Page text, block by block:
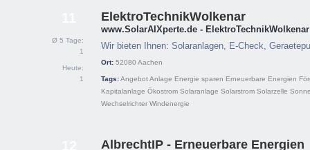
Ø 5 Tage:
1
Heute:
1
ElektroTechnikWolkenar
www.SolarAIXperte.de - ElektroTechnikWolkenar
Wir bieten Ihnen: Solaranlagen, E-Check,
Ort: 52080 Aachen
Tags:AngebotAnlage Energie sparen Erneuerbare Energien
Kapitalanlage Ökostrom Solaranlage Solarstrom Solarzelle
Wechselrichter Windenergie
AlbrechtIP - Erneuerbare Energien